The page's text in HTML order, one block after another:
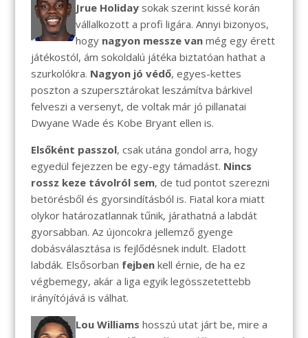
Jrue Holiday sokak szerint kissé korán
vállalkozott a profi ligára. Annyi bizonyos,
hogy nagyon messze vanmég egy érett
játékostól, ám sokoldalú játéka biztatóan hathat a
szurkolókra. Nagyon jó védő, egyes-kettes
poszton a szupersztárokat leszámítva bárkivel
felveszi a versenyt, de voltak már jó pillanatai
Dwyane Wade és Kobe Bryant ellen is.
Elsőként passzol, csak utána gondol arra, hogy
egyedül fejezzen be egy-egy támadást. Nincs
rossz keze távolról sem, de tud pontot szerezni
betörésből és gyorsindításból is. Fiatal kora miatt
olykor határozatlannak tűnik, járathatná a labdát
gyorsabban. Az újoncokra jellemző gyenge
dobásválasztása is fejlődésnek indult. Eladott
labdák. Elsősorban fejbenkell érnie, de ha ez
végbemegy, akár a liga egyik legösszetettebb
irányítójává is válhat.
Lou Williams hosszú utat járt be, mire a